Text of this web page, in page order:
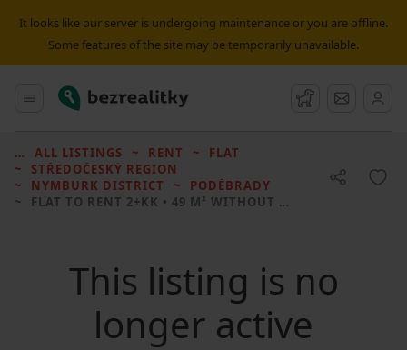
It looks like our server is undergoing maintenance or you are offline.
Some features of the site may be temporarily unavailable.
Main menu
Bezrealitky Watchdog
ALL LISTINGS RENT
FLAT
STŘEDOČESKÝ REGION
NYMBURK DISTRICT
PODĚBRADY
FLAT TO RENT 2+KK • 49 M² WITHOUT REAL ESTATE
This listing is no
longer active